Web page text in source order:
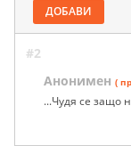
ДОБАВИ
#2
Анонимен (
...Чудя се защо